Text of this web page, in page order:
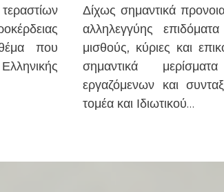
που
Δίχως σημαντικά
αλληλεγγύης
μισθούς, κύριες και
σημαντικά
εργαζόμενων και
τομέα και Ιδιωτικού…